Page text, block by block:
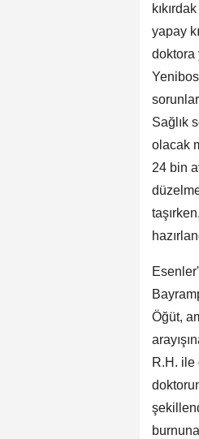
yapay
doktora
Sağlık
olacak
24 bin
Öğüt,
R.H. ile